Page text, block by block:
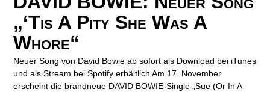
„‘Tis A Pity She Was A
Whore“
Neuer Song von David Bowie ab sofort als Download bei iTunes
und als Stream bei Spotify erhältlich Am 17. November
erscheint die brandneue DAVID BOWIE-Single „Sue (Or In A